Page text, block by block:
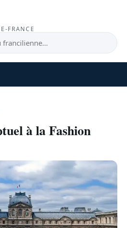
FRANCE
à la Fashion